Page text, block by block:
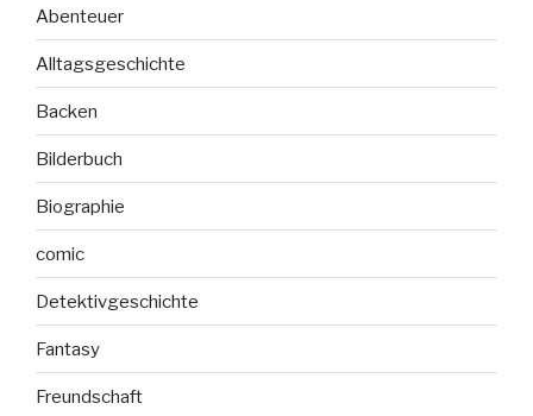
Abenteuer
Alltagsgeschichte
Backen
Bilderbuch
Biographie
comic
Detektivgeschichte
Fantasy
Freundschaft